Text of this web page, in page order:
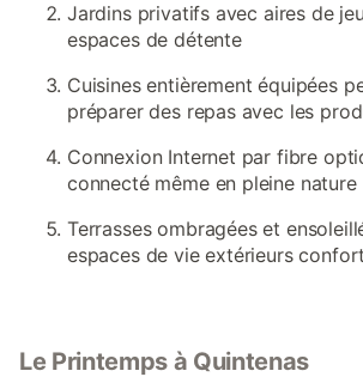
Jardins privatifs avec aires de
espaces de détente
Cuisines entièrement équipées
préparer des repas avec les
Connexion Internet par fibre
connecté même en pleine nature
Terrasses ombragées et
espaces de vie extérieurs
Le Printemps à Quintenas